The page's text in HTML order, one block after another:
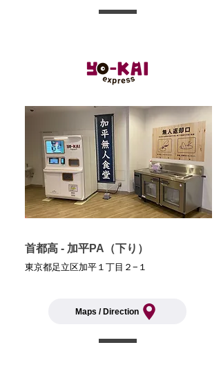
首都高 - 加平PA（下り）
東京都足立区加平１丁目２−１
Maps / Direction